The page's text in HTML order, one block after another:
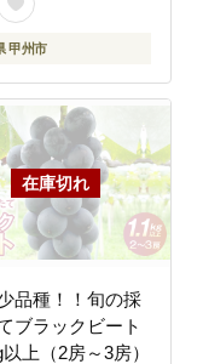
甲州市
品種！！旬の採
ブラックビート
上（2房～3房）